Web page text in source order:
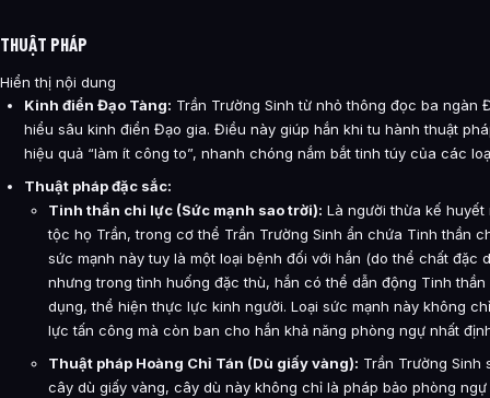
THUẬT PHÁP
Hiển thị nội dung
Kinh điển Đạo Tàng: Trần Trường Sinh từ nhỏ thông đọc ba ngàn
hiểu sâu kinh điển Đạo gia. Điều này giúp hắn khi tu hành thuật
hiệu quả “làm ít công to”, nhanh chóng nắm bắt tinh túy của các
Thuật pháp đặc sắc:
Tinh thần chi lực (Sức mạnh sao trời): Là người thừa kế huyết
tộc họ Trần, trong cơ thể Trần Trường Sinh ẩn chứa Tinh thần
sức mạnh này tuy là một loại bệnh đối với hắn (do thể chất đặc
nhưng trong tình huống đặc thù, hắn có thể dẫn động Tinh
dụng, thể hiện thực lực kinh người. Loại sức mạnh này không
lực tấn công mà còn ban cho hắn khả năng phòng ngự nhất
Thuật pháp Hoàng Chỉ Tán (Dù giấy vàng): Trần Trường Sinh
cây dù giấy vàng, cây dù này không chỉ là pháp bảo phòng ngự